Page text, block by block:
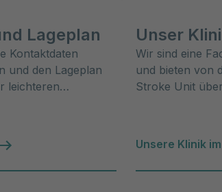
Lageplan
Kontaktdaten
und den Lageplan
leichteren
Unser
Wir sind eine
und bieten von
Stroke Unit
Unsere Klinik